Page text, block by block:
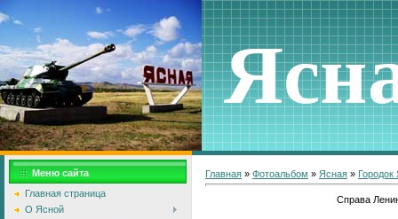
Меню сайта
Главная страница
О Ясной
Главная » Фотоальбом » Ясная » Городок
Справа